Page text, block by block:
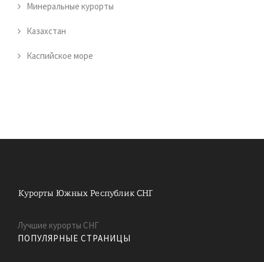
Минеральные курорты
Казахстан
Каспийское море
Лучшие курорты СНГ
ПОПУЛЯРНЫЕ СТРАНИЦЫ